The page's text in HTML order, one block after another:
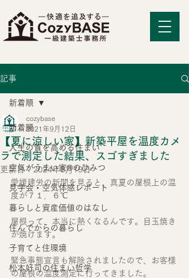
記事
新着順
人生の質を高める住まい
空気がうまい家®のひみつ
見学会・空気体感レポート
暮らしと資産価値のはなし
住んでからの暮らし
子育てと住環境
松本好司の住まい哲学
新着順
【夏に涼しい家】新築平屋を温度カメ
ラで測定した結果、スゴすぎました
cozybase
2021年9月12日
更新日：2024年8月19日
愛媛建労の新聞を見ると、真夏の屋根上の温
度が７１．６℃
屋根って、本当に熱くなるんです。目玉焼き
が焼けます。
緊急事態宣言も解除されましたので、お客様
の屋根の温度測定に行ってきました。